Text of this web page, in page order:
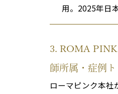
用。2025年日
3. ROMA
師所属・症例
ローマピンク本社